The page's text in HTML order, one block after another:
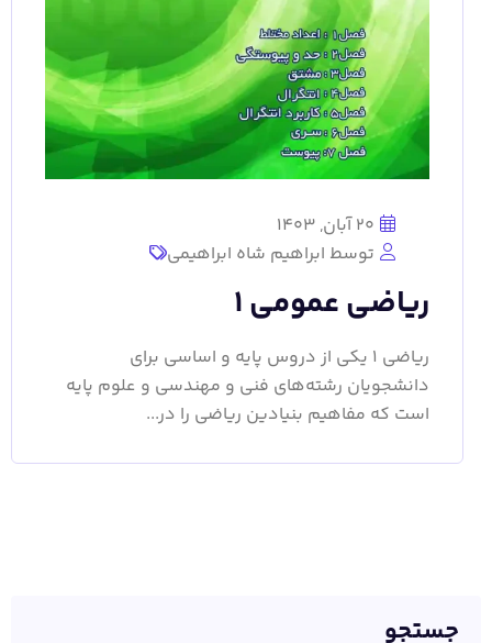
20 آبان, 1403
توسط ابراهیم شاه ابراهیمی
ریاضی عمومی 1
ریاضی 1 یکی از دروس پایه و اساسی برای
دانشجویان رشته‌های فنی و مهندسی و علوم پایه
است که مفاهیم بنیادین ریاضی را در...
جستجو